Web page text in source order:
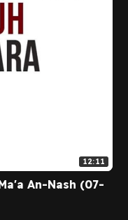
12:11
An-Nash (07-